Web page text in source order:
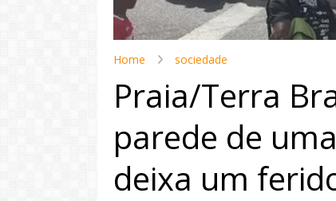
Home sociedade
Praia/Terra
parede de
deixa um